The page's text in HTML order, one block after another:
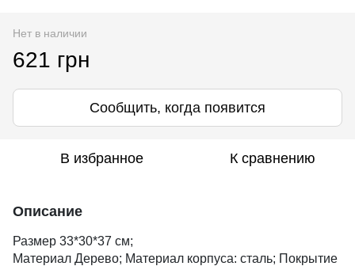
Нет в наличии
621 грн
Сообщить, когда появится
В избранное К сравнению
Описание
Размер 33*30*37 см;
Материал Дерево; Материал корпуса: сталь; Покрытие